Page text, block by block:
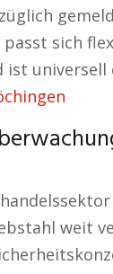
sich
ist universell
weit